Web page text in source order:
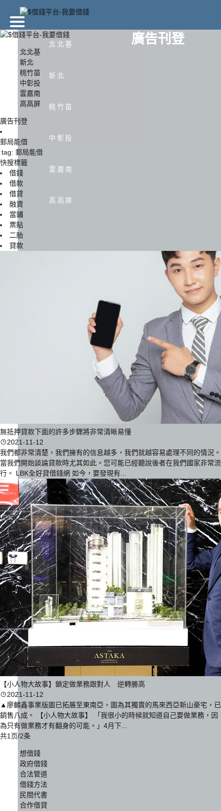
廣告刊登
北北基
新北
桃竹苗
中彰投
雲嘉南
高高屏
北北基
新北
桃竹苗
中彰投
雲嘉南
高高屏
廣告刊登
郵局能借
tag: 郵局能借
快搜標籤
借錢
借款
借貸
融資
當鋪
票貼
二胎
貸款
無抵押貸款下面的許多步驟將非常清晰易懂
2021-11-12
我們都非常清楚，我們擁有的信息越多，我們就越容易處理不同的情況。
當我們開始談論貸款時尤其如此。您可能已經聽說後者在我們國家非常流
行。 LBK全好貸借錢網 如今，要發現有...
【小人物大故事】鎖定做業務跟對人 逆轉勝高
2021-11-12
▲廖麟鑫事業版圖已拓展至東南亞，圖為其獨賣的馬來西亞新山豪宅，已
銷售八成。 【小人物大故事】 「我很小的時候就知道自己要做業務，因
為只有做業務才有翻身的可能。」4月下...
共1页/2条
想借錢
政府借錢
合法管道
借錢方法
民間代書
合作借貸
北北基
中彰投